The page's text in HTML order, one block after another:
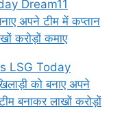
Dream11
अपने टीम में कप्तान
करोड़ों कमाए
LSG Today
को बनाए अपने
बनाकर लाखों करोड़ों